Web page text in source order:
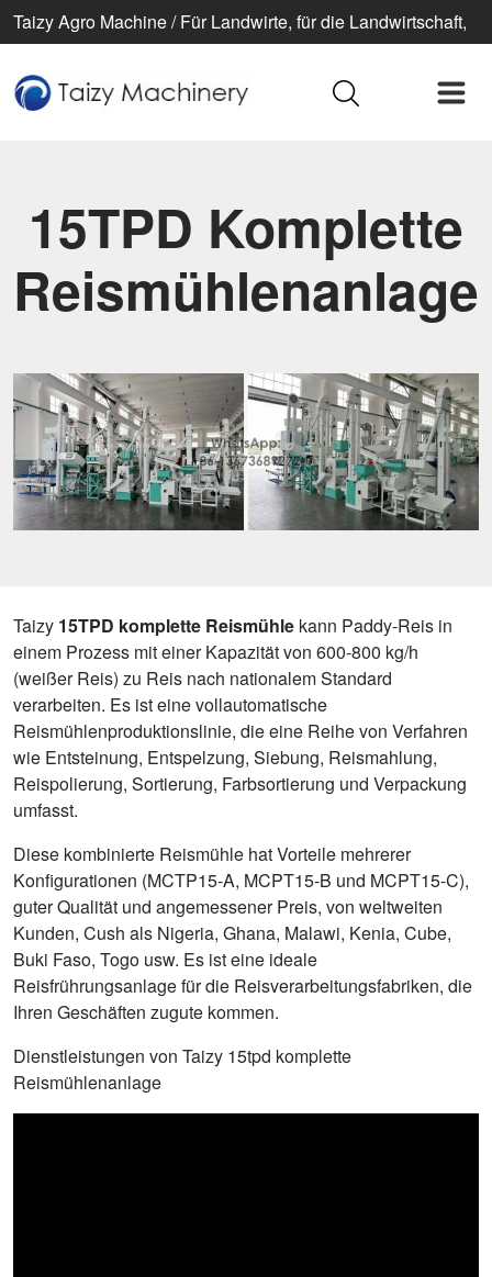
Taizy Agro Machine / Für Landwirte, für die Landwirtschaft,
15TPD Komplette
Reismühlenanlage
Taizy 15TPD komplette Reismühle kann Paddy-Reis in
einem Prozess mit einer Kapazität von 600-800 kg/h
(weißer Reis) zu Reis nach nationalem Standard
verarbeiten. Es ist eine vollautomatische
Reismühlenproduktionslinie, die eine Reihe von Verfahren
wie Entsteinung, Entspelzung, Siebung, Reismahlung,
Reispolierung, Sortierung, Farbsortierung und Verpackung
umfasst.
Diese kombinierte Reismühle hat Vorteile mehrerer
Konfigurationen (MCTP15-A, MCPT15-B und MCPT15-C),
guter Qualität und angemessener Preis, von weltweiten
Kunden, Cush als Nigeria, Ghana, Malawi, Kenia, Cube,
Buki Faso, Togo usw. Es ist eine ideale
Reisfrührungsanlage für die Reisverarbeitungsfabriken, die
Ihren Geschäften zugute kommen.
Dienstleistungen von Taizy 15tpd komplette
Reismühlenanlage